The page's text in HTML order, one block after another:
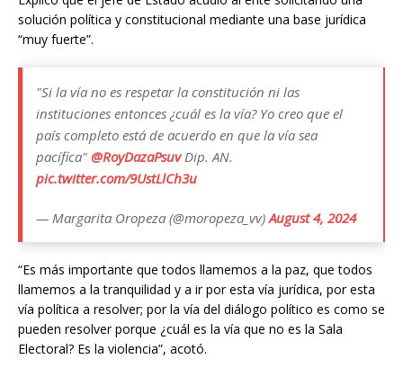
solución política y constitucional mediante una base jurídica
“muy fuerte”.
"Si la vía no es respetar la constitución ni las
instituciones entonces ¿cuál es la vía? Yo creo que el
país completo está de acuerdo en que la vía sea
pacífica" @RoyDazaPsuvDip. AN.
pic.twitter.com/9UstLlCh3u
— Margarita Oropeza (@moropeza_vv)August 4, 2024
“Es más importante que todos llamemos a la paz, que todos
llamemos a la tranquilidad y a ir por esta vía jurídica, por esta
vía política a resolver; por la vía del diálogo político es como se
pueden resolver porque ¿cuál es la vía que no es la Sala
Electoral? Es la violencia”, acotó.